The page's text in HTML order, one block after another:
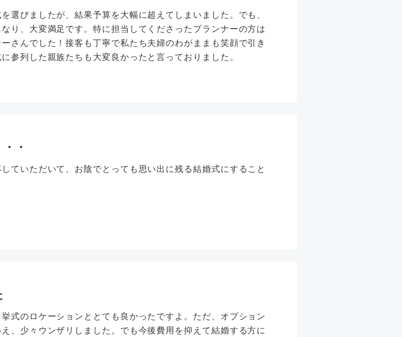
選びましたが、結果予算を大幅に超えてしまいました。でも、
り、大変満足です。特に担当してくださったプランナーの方は
さんでした！接客も丁寧で私たち夫婦のわがままも笑顔で引き
参列した親族たちも大変良かったと言っておりました。
・
ていただいて、お陰でとっても思い出に残る結婚式にすること
式のロケーションととても良かったですよ。ただ、オプション
、少々ウンザリしました。でも今後費用を抑えて結婚する方に